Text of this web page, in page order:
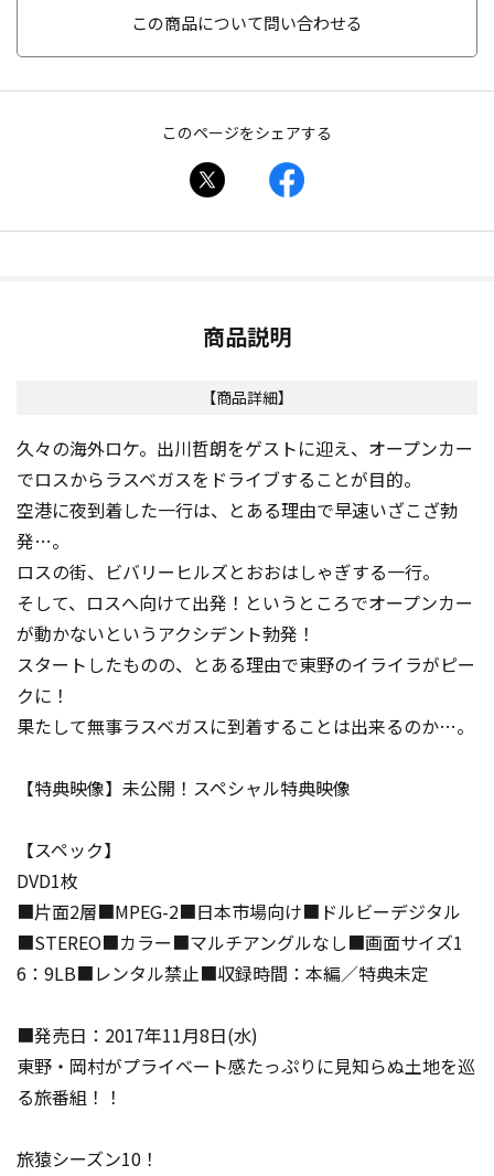
この商品について問い合わせる
このページをシェアする
商品説明
【商品詳細】
久々の海外ロケ。出川哲朗をゲストに迎え、オープンカー
でロスからラスベガスをドライブすることが目的。
空港に夜到着した一行は、とある理由で早速いざこざ勃
発…。
ロスの街、ビバリーヒルズとおおはしゃぎする一行。
そして、ロスへ向けて出発！というところでオープンカー
が動かないというアクシデント勃発！
スタートしたものの、とある理由で東野のイライラがピー
クに！
果たして無事ラスベガスに到着することは出来るのか…。
【特典映像】未公開！スペシャル特典映像
【スペック】
DVD1枚
■片面2層■MPEG-2■日本市場向け■ドルビーデジタル
■STEREO■カラー■マルチアングルなし■画面サイズ1
6：9LB■レンタル禁止■収録時間：本編／特典未定
■発売日：2017年11月8日(水)
東野・岡村がプライベート感たっぷりに見知らぬ土地を巡
る旅番組！！
旅猿シーズン10！